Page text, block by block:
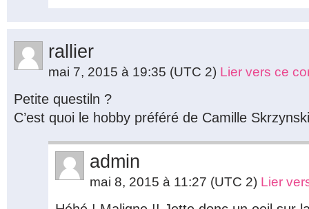
rallier
mai 7, 2015 à 19:35 (UTC 2) Lier vers ce
Petite questiln ?
C’est quoi le hobby préféré de Camille
admin
mai 8, 2015 à 11:27 (UTC 2) Lier